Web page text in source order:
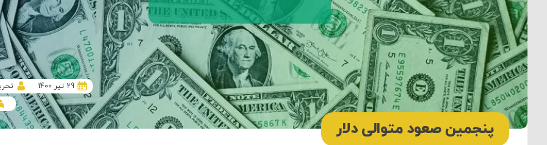
پنجمین صعود متوالی دلار
29 تیر 1400